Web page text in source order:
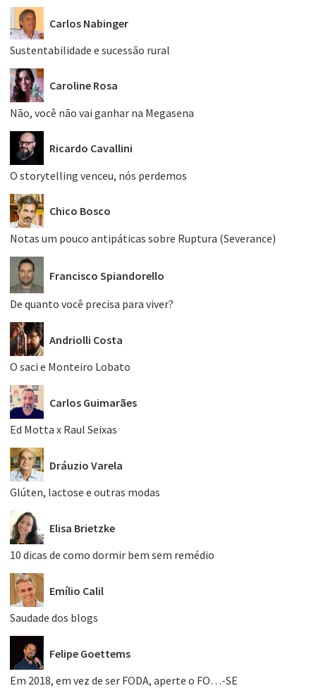
Carlos Nabinger
Sustentabilidade e sucessão rural
Caroline Rosa
Não, você não vai ganhar na Megasena
Ricardo Cavallini
O storytelling venceu, nós perdemos
Chico Bosco
Notas um pouco antipáticas sobre Ruptura (Severance)
Francisco Spiandorello
De quanto você precisa para viver?
Andriolli Costa
O saci e Monteiro Lobato
Carlos Guimarães
Ed Motta x Raul Seixas
Dráuzio Varela
Glúten, lactose e outras modas
Elisa Brietzke
10 dicas de como dormir bem sem remédio
Emílio Calil
Saudade dos blogs
Felipe Goettems
Em 2018, em vez de ser FODA, aperte o FO…-SE